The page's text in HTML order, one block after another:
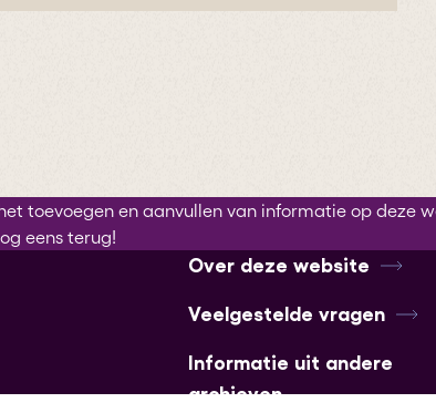
toevoegen en aanvullen van informatie op deze
eens terug!
Over deze website
Veelgestelde vragen
Informatie uit andere
archieven